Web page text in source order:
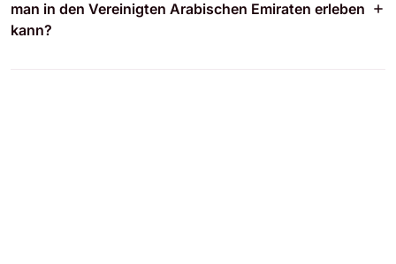
man in den Vereinigten Arabischen Emiraten erleben
kann?